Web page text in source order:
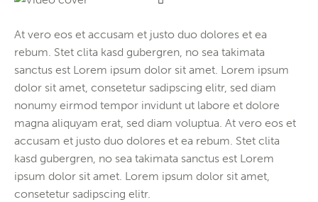
At vero eos et accusam et justo duo dolores et ea
rebum. Stet clita kasd gubergren, no sea takimata
sanctus est Lorem ipsum dolor sit amet. Lorem ipsum
dolor sit amet, consetetur sadipscing elitr, sed diam
nonumy eirmod tempor invidunt ut labore et dolore
magna aliquyam erat, sed diam voluptua. At vero eos et
accusam et justo duo dolores et ea rebum. Stet clita
kasd gubergren, no sea takimata sanctus est Lorem
ipsum dolor sit amet. Lorem ipsum dolor sit amet,
consetetur sadipscing elitr.